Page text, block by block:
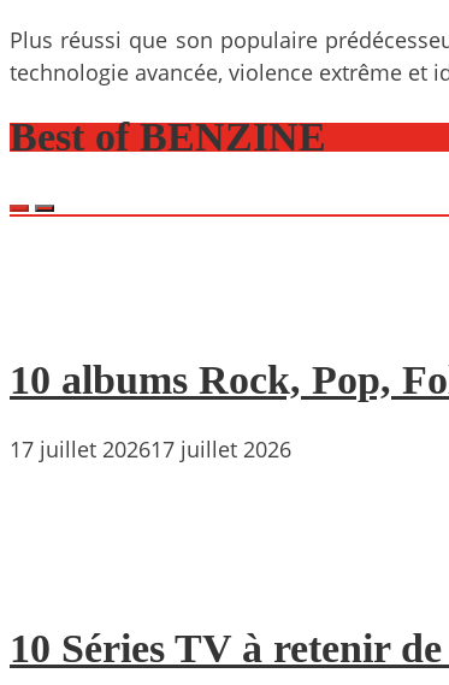
Plus réussi que son populaire
technologie avancée, violence extrême et
Best of BENZINE
10 albums Rock, Pop,
17 juillet 202617 juillet 2026
10 Séries TV à retenir